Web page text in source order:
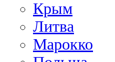
Крым
Литва
Марокко